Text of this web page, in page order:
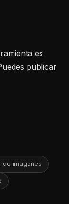
es
publicar
de imagenes